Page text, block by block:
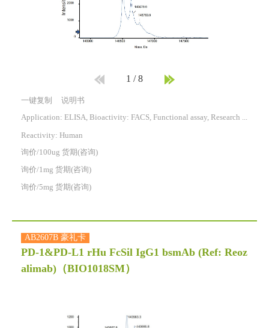
1 /8
一键复制
说明书
Application: ELISA, Bioactivity: FACS, Functional assay, Research in vivo
Reactivity: Human
询价/100ug 货期(咨询)
询价/1mg 货期(咨询)
询价/5mg 货期(咨询)
AB2607B 豪礼卡
PD-1&PD-L1 rHu FcSil IgG1 bsmAb (Ref: Reoz
alimab) （BIO1018SM）